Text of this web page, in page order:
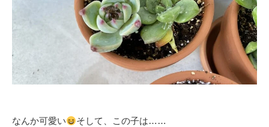
なんか可愛い そして、この子は……